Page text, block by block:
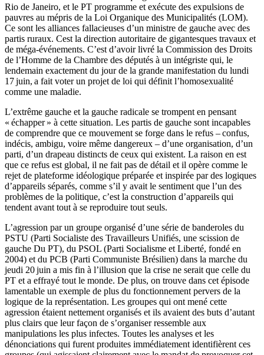
Rio de Janeiro, et le PT programme et exécute des expulsions de
pauvres au mépris de la Loi Organique des Municipalités (LOM).
Ce sont les alliances fallacieuses d’un ministre de gauche avec des
partis ruraux. Cest la direction autoritaire de gigantesques travaux et
de méga-événements. C’est d’avoir livré la Commission des Droits
de l’Homme de la Chambre des députés à un intégriste qui, le
lendemain exactement du jour de la grande manifestation du lundi
17 juin, a fait voter un projet de loi qui définit l’homosexualité
comme une maladie.
L’extrême gauche et la gauche radicale se trompent en pensant
« échapper » à cette situation. Les partis de gauche sont incapables
de comprendre que ce mouvement se forge dans le refus – confus,
indécis, ambigu, voire même dangereux – d’une organisation, d’un
parti, d’un drapeau distincts de ceux qui existent. La raison en est
que ce refus est global, il ne fait pas de détail et il opère comme le
rejet de plateforme idéologique préparée et inspirée par des logiques
d’appareils séparés, comme s’il y avait le sentiment que l’un des
problèmes de la politique, c’est la construction d’appareils qui
tendent avant tout à se reproduire tout seuls.
L’agression par un groupe organisé d’une série de banderoles du
PSTU (Parti Socialiste des Travailleurs Unifiés, une scission de
gauche Du PT), du PSOL (Parti Socialisme et Liberté, fondé en
2004) et du PCB (Parti Communiste Brésilien) dans la marche du
jeudi 20 juin a mis fin à l’illusion que la crise ne serait que celle du
PT et a effrayé tout le monde. De plus, on trouve dans cet épisode
lamentable un exemple de plus du fonctionnement pervers de la
logique de la représentation. Les groupes qui ont mené cette
agression étaient nettement organisés et ils avaient des buts d’autant
plus clairs que leur façon de s’organiser ressemble aux
manipulations les plus infectes. Toutes les analyses et les
dénonciations qui furent produites immédiatement identifièrent ces